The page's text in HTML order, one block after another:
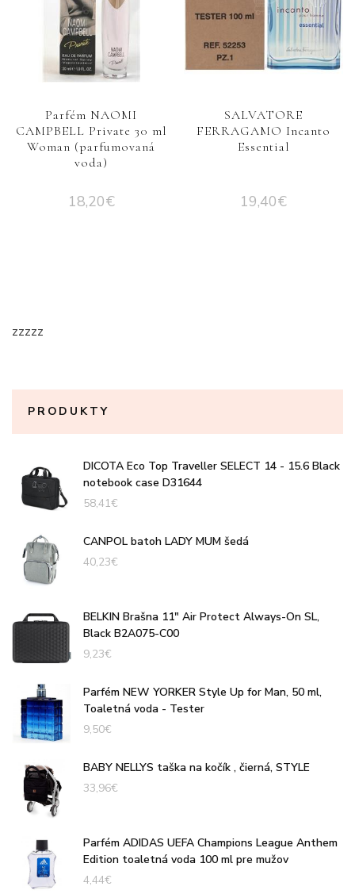
Parfém NAOMI
CAMPBELL Private 30 ml
Woman (parfumovaná
voda)
18,20€
SALVATORE
FERRAGAMO Incanto
Essential
19,40€
zzzzz
PRODUKTY
DICOTA Eco Top Traveller SELECT 14 - 15.6 Black
notebook case D31644
58,41€
CANPOL batoh LADY MUM šedá
40,23€
BELKIN Brašna 11" Air Protect Always-On SL,
Black B2A075-C00
9,23€
Parfém NEW YORKER Style Up for Man, 50 ml,
Toaletná voda - Tester
9,50€
BABY NELLYS taška na kočík , čierná, STYLE
33,96€
Parfém ADIDAS UEFA Champions League Anthem
Edition toaletná voda 100 ml pre mužov
4,44€